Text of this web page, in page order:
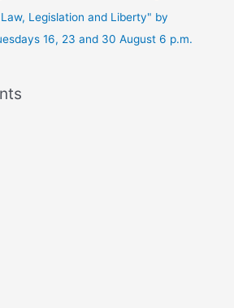
Legislation and Liberty" by
16, 23 and 30 August 6 p.m.